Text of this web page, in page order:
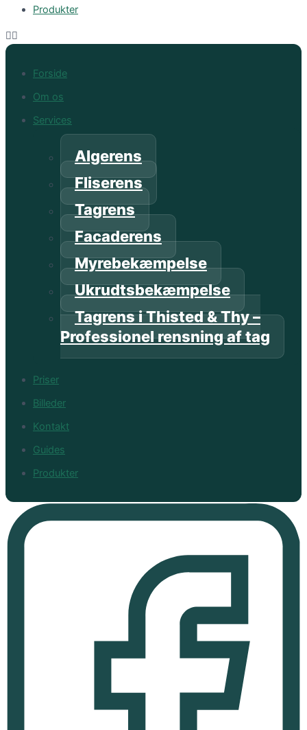
Produkter
Forside
Om os
Services
Algerens
Fliserens
Tagrens
Facaderens
Myrebekæmpelse
Ukrudtsbekæmpelse
Tagrens i Thisted & Thy –
Professionel rensning af tag
Priser
Billeder
Kontakt
Guides
Produkter